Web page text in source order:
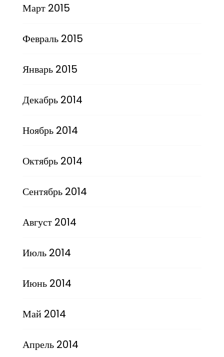
Март 2015
Февраль 2015
Январь 2015
Декабрь 2014
Ноябрь 2014
Октябрь 2014
Сентябрь 2014
Август 2014
Июль 2014
Июнь 2014
Май 2014
Апрель 2014